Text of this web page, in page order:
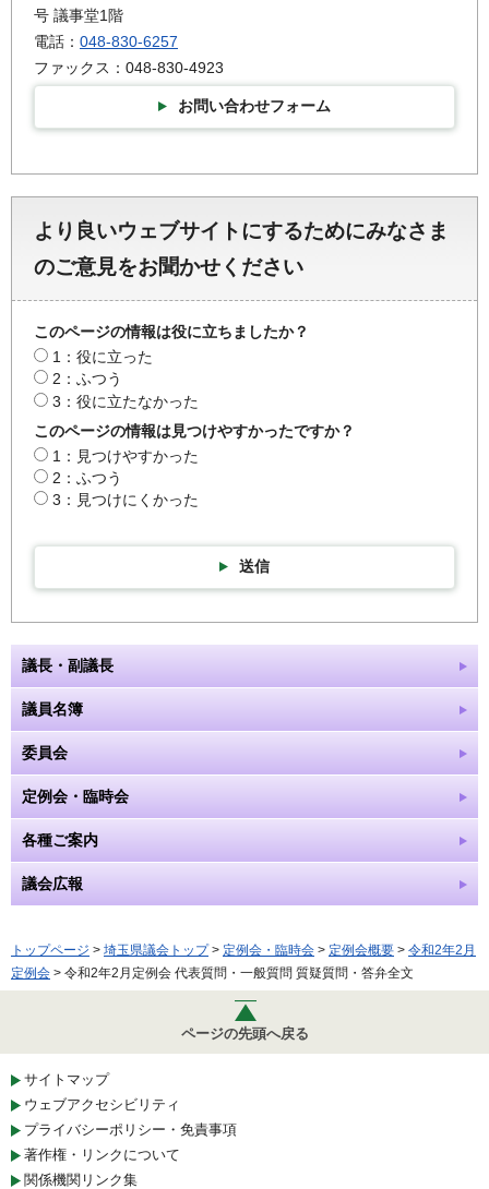
号 議事堂1階
電話： 048-830-6257
ファックス：048-830-4923
お問い合わせフォーム
より良いウェブサイトにするためにみなさま
のご意見をお聞かせください
このページの情報は役に立ちましたか？
1：役に立った
2：ふつう
3：役に立たなかった
このページの情報は見つけやすかったですか？
1：見つけやすかった
2：ふつう
3：見つけにくかった
送信
議長・副議長
議員名簿
委員会
定例会・臨時会
各種ご案内
議会広報
トップページ > 埼玉県議会トップ> 定例会・臨時会 > 定例会概要 > 令和2年2月
定例会 > 令和2年2月定例会 代表質問・一般質問 質疑質問・答弁全文
ページの先頭へ戻る
サイトマップ
ウェブアクセシビリティ
プライバシーポリシー・免責事項
著作権・リンクについて
関係機関リンク集